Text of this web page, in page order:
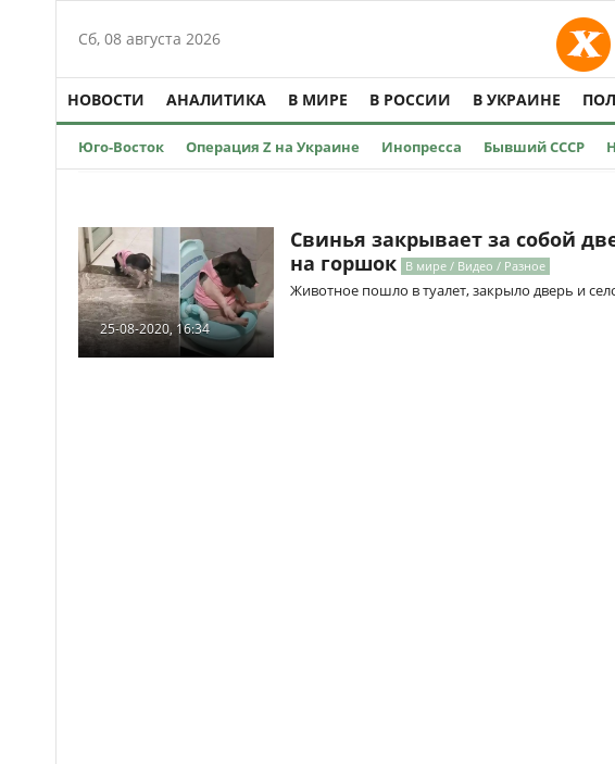
Сб, 08 августа 2026
НОВОСТИ АНАЛИТИКА В МИРЕ В РОССИИ В УКРАИНЕ
Юго-Восток Операция Z на Украине Инопресса Бывший СССР
25-08-2020, 16:34
Свинья закрывает за собой
на горшок В мире / Видео / Разное
Животное пошло в туалет, закрыло дверь и